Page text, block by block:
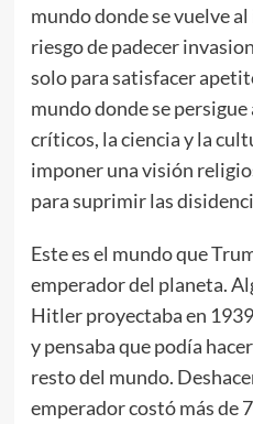
mundo donde se vuelve
riesgo de padecer
solo para satisfacer
mundo donde se
críticos, la ciencia y la
imponer una visión
para suprimir las
Este es el mundo que
emperador del planeta.
Hitler proyectaba en
y pensaba que podía
resto del mundo.
emperador costó más de